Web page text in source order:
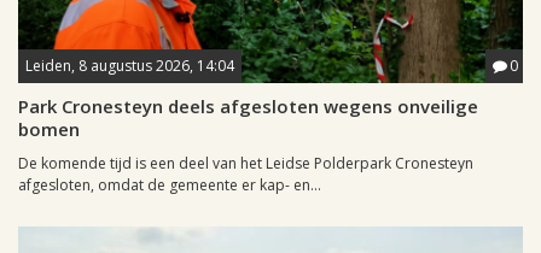
Leiden, 8 augustus 2026, 14:04 0
Park Cronesteyn deels afgesloten wegens onveilige
bomen
De komende tijd is een deel van het Leidse Polderpark Cronesteyn
afgesloten, omdat de gemeente er kap- en...